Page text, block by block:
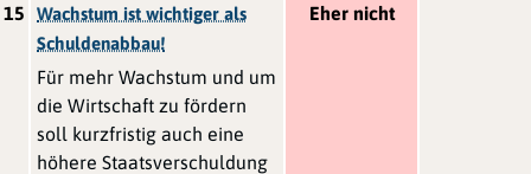
15
Wachstum ist wichtiger als
Schuldenabbau!
Für mehr Wachstum und um
die Wirtschaft zu fördern
soll kurzfristig auch eine
höhere Staatsverschuldung
Eher nicht